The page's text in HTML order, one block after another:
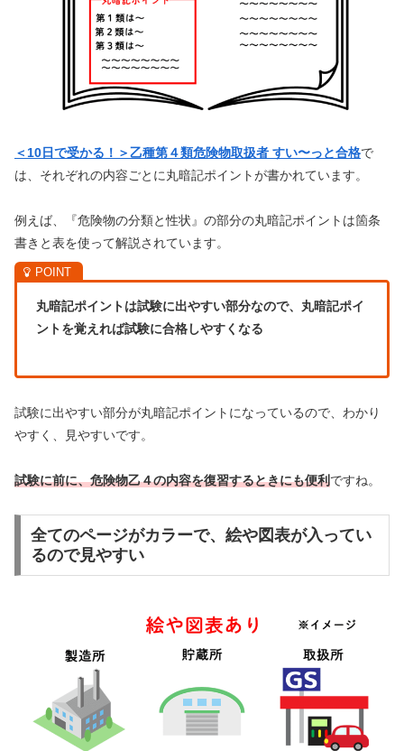
＜10日で受かる！＞乙種第４類危険物取扱者 すい〜っと合格で
は、それぞれの内容ごとに丸暗記ポイントが書かれています。
例えば、『危険物の分類と性状』の部分の丸暗記ポイントは箇条
書きと表を使って解説されています。
丸暗記ポイントは試験に出やすい部分なので、丸暗記ポイ
ントを覚えれば試験に合格しやすくなる
試験に出やすい部分が丸暗記ポイントになっているので、わかり
やすく、見やすいです。
試験に前に、危険物乙４の内容を復習するときにも便利ですね。
全てのページがカラーで、絵や図表が入ってい
るので見やすい